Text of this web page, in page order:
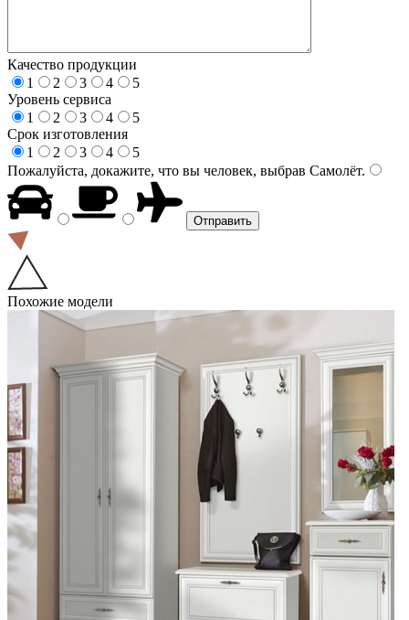
Качество продукции
1
2 3 4
5
Уровень сервиса
1
2 3 4
5
Срок изготовления
1
2 3 4
5
Пожалуйста, докажите, что вы человек, выбрав Самолёт.
Похожие модели